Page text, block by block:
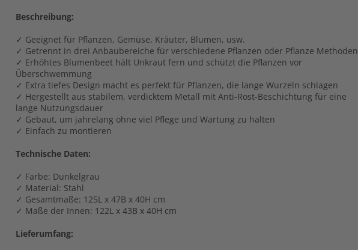
Beschreibung:
✓ Geeignet für Pflanzen, Gemüse, Kräuter, Blumen, usw.
✓ Getrennt in drei Anbaubereiche für verschiedene Pflanzen oder Pflanze Methoden
✓ Erhöhtes Blumenbeet hält Unkraut fern und schützt die Pflanzen vor
Überschwemmung
✓ Extra tiefes Design macht es perfekt für Pflanzen, die lange Wurzeln schlagen
✓ Hergestellt aus stabilem, verdicktem Metall mit Anti-Rost-Beschichtung für eine
lange Nutzungsdauer
✓ Gebaut, um jahrelang ohne viel Pflege und Wartung zu halten
✓ Einfach zu montieren
Technische Daten:
✓ Farbe: Dunkelgrau
✓ Material: Stahl
✓ Gesamtmaße: 125L x 47B x 40H cm
✓ Maße der Innen: 122L x 43B x 40H cm
Lieferumfang: